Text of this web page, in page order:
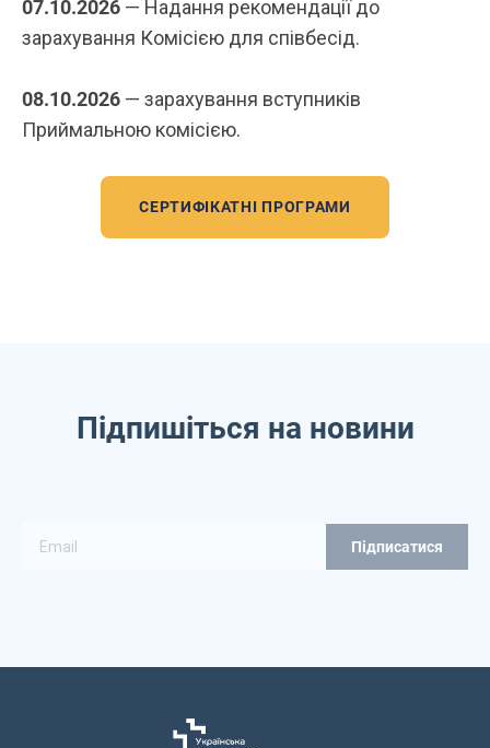
07.10.2026 — Надання рекомендації до
зарахування Комісією для співбесід.
08.10.2026 — зарахування вступників
Приймальною комісією.
СЕРТИФІКАТНІ ПРОГРАМИ
Підпишіться на новини